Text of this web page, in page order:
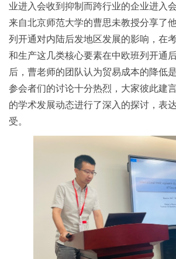
业进入会收到抑制而跨行业的企业进入
来自北京师范大学的曹思未教授分享了
列开通对内陆后发地区发展的影响，在
和生产这几类核心要素在中欧班列开通
后，曹老师的团队认为贸易成本的降低
参会者们的讨论十分热烈，大家彼此建
的学术发展动态进行了深入的探讨，表
受。